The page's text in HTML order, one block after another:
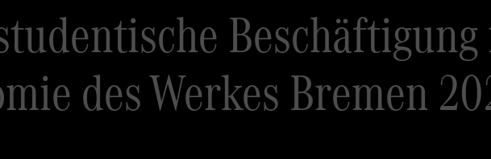
des Werkes Bremen